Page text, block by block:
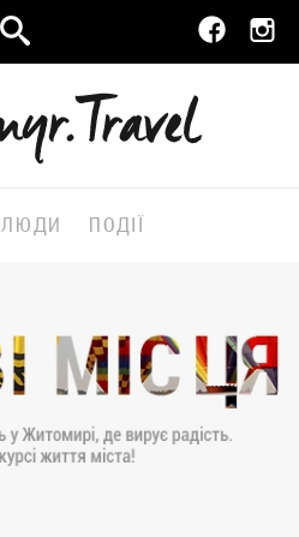
ЛЮДИ ПОДІЇ